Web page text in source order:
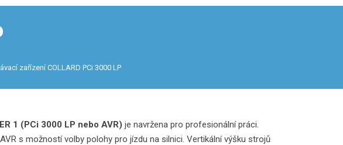
zařízení COLLARD PCi 3000 LP
1 (PCi 3000 LP nebo AVR) je navržena pro profesionální práci.
s možností volby polohy pro jízdu na silnici. Vertikální výšku strojů